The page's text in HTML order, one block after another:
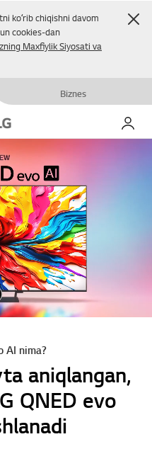
koʻrib chiqishni davom
cookies-dan
Maxfiylik Siyosati va
Biznes
AI nima?
aniqlangan,
QNED evo